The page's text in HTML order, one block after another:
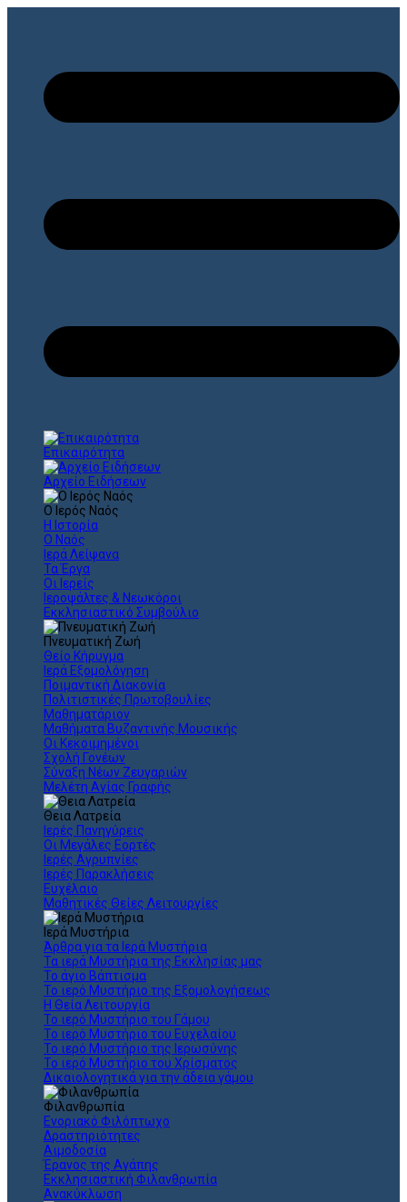
Επικαιρότητα
Αρχείο Ειδήσεων
Ο Ιερός Ναός
Η Ιστορία
Ο Ναός
Ιερά Λείψανα
Τα Έργα
Οι Ιερείς
Ιεροψάλτες & Νεωκόροι
Εκκλησιαστικό Συμβούλιο
Πνευματική Ζωή
Θείο Κήρυγμα
Ιερά Εξομολόγηση
Ποιμαντική Διακονία
Πολιτιστικές Πρωτοβουλίες
Μαθηματάριον
Μαθήματα Βυζαντινής Μουσικής
Οι Κεκοιμημένοι
Σχολή Γονέων
Σύναξη Νέων Ζευγαριών
Μελέτη Αγίας Γραφής
Θεια Λατρεία
Ιερές Πανηγύρεις
Οι Μεγάλες Εορτές
Ιερές Αγρυπνίες
Ιερές Παρακλήσεις
Ευχέλαιο
Μαθητικές Θείες Λειτουργίες
Ιερά Μυστήρια
Άρθρα για τα Ιερά Μυστήρια
Τα ιερά Μυστήρια της Εκκλησίας μας
Το άγιο Βάπτισμα
Το ιερό Μυστήριο της Εξομολογήσεως
Η Θεία Λειτουργία
Το ιερό Μυστήριο του Γάμου
Το ιερό Μυστήριο του Ευχελαίου
Το ιερό Μυστήριο της Ιερωσύνης
Το ιερό Μυστήριο του Χρίσματος
Δικαιολογητικά για την άδεια γάμου
Φιλανθρωπία
Ενοριακό Φιλόπτωχο
Δραστηριότητες
Αιμοδοσία
Έρανος της Αγάπης
Εκκλησιαστική Φιλανθρωπία
Ανακύκλωση